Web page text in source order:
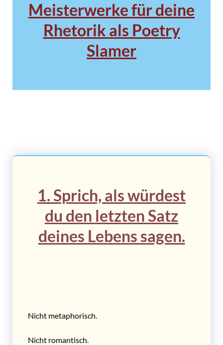
Meisterwerke für deine
Rhetorik als Poetry
Slamer
1. Sprich, als würdest
du den letzten Satz
deines Lebens sagen.
Nicht metaphorisch.
Nicht romantisch.